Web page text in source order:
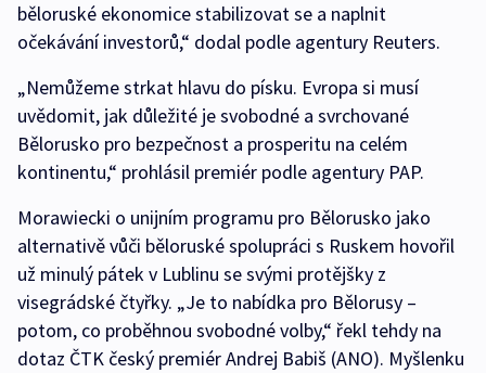
běloruské ekonomice stabilizovat se a naplnit
očekávání investorů,“ dodal podle agentury Reuters.
„Nemůžeme strkat hlavu do písku. Evropa si musí
uvědomit, jak důležité je svobodné a svrchované
Bělorusko pro bezpečnost a prosperitu na celém
kontinentu,“ prohlásil premiér podle agentury PAP.
Morawiecki o unijním programu pro Bělorusko jako
alternativě vůči běloruské spolupráci s Ruskem hovořil
už minulý pátek v Lublinu se svými protějšky z
visegrádské čtyřky. „Je to nabídka pro Bělorusy –
potom, co proběhnou svobodné volby,“ řekl tehdy na
dotaz ČTK český premiér Andrej Babiš (ANO). Myšlenku